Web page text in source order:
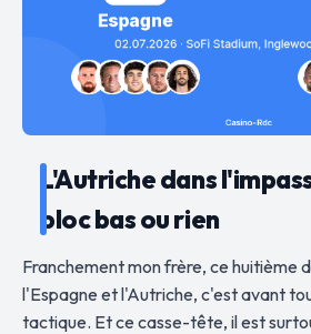
L'Autriche dans
bloc bas ou rien
Franchement mon frère, ce huitième
l'Espagne et l'Autriche, c'est avant
tactique. Et ce casse-tête, il est